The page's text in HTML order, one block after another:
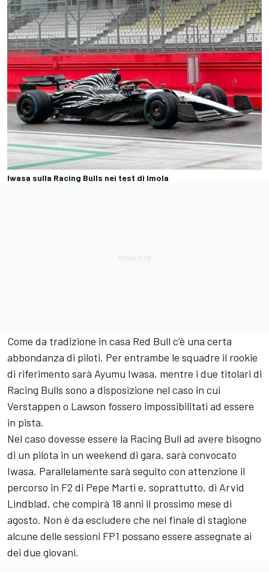
Iwasa sulla Racing Bulls nei test di Imola
Come da tradizione in casa Red Bull c’è una certa
abbondanza di piloti. Per entrambe le squadre il rookie
di riferimento sarà Ayumu Iwasa, mentre i due titolari di
Racing Bulls sono a disposizione nel caso in cui
Verstappen o Lawson fossero impossibilitati ad essere
in pista.
Nel caso dovesse essere la Racing Bull ad avere bisogno
di un pilota in un weekend di gara, sarà convocato
Iwasa. Parallelamente sarà seguito con attenzione il
percorso in F2 di Pepe Marti e, soprattutto, di Arvid
Lindblad, che compirà 18 anni il prossimo mese di
agosto. Non è da escludere che nel finale di stagione
alcune delle sessioni FP1 possano essere assegnate ai
dei due giovani.